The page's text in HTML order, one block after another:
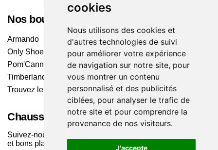
cookies
Nous utilisons des cookies et
d'autres technologies de suivi
pour améliorer votre expérience
de navigation sur notre site, pour
vous montrer un contenu
personnalisé et des publicités
ciblées, pour analyser le trafic de
notre site et pour comprendre la
provenance de nos visiteurs.
J'accepte
Nos boutiques
Armando
Only Shoes
Pom'Cannelle
Timberland
Trouvez le magasin le plus proche
Chaussuresonline sur les Médias sociaux
Suivez-nous sur les réseaux pour les dernières tendances
et bons plans !